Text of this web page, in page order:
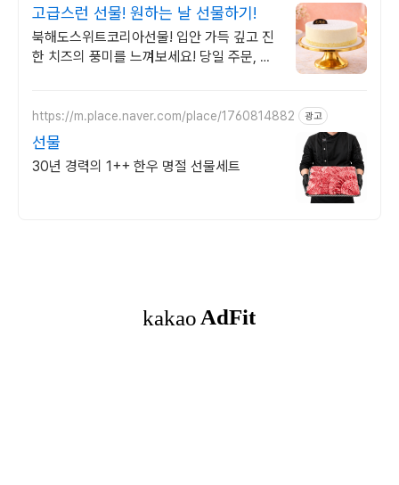
고급스런 선물! 원하는 날 선물하기!
북해도스위트코리아선물! 입안 가득 깊고 진
한 치즈의 풍미를 느껴보세요! 당일 주문, 익
https://m.place.naver.com/place/1760814882 광고
선물
30년 경력의 1++ 한우 명절 선물세트